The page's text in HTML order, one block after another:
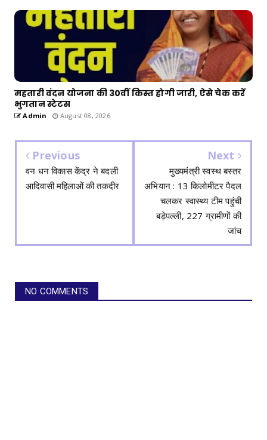
महतारी वंदन योजना की 30वीं किस्त होगी जारी, ऐसे चेक करें
भुगतान स्टेटस
Admin August 08, 2026
Previous
वन धन विकास केंद्र ने बदली
आदिवासी महिलाओं की तकदीर
Next
मुख्यमंत्री स्वस्थ बस्तर
अभियान : 13 किलोमीटर पैदल
चलकर स्वास्थ्य टीम पहुंची
बड़ेपल्ली, 227 ग्रामीणों की
जांच
NO COMMENTS